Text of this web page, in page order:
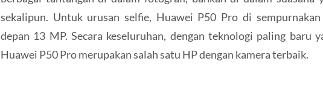
sekalipun. Untuk urusan selfie, Huawei P50 Pro di sempurnakan
depan 13 MP. Secara keseluruhan, dengan teknologi paling baru
Huawei P50 Pro merupakan salah satu HP dengan kamera terbaik.